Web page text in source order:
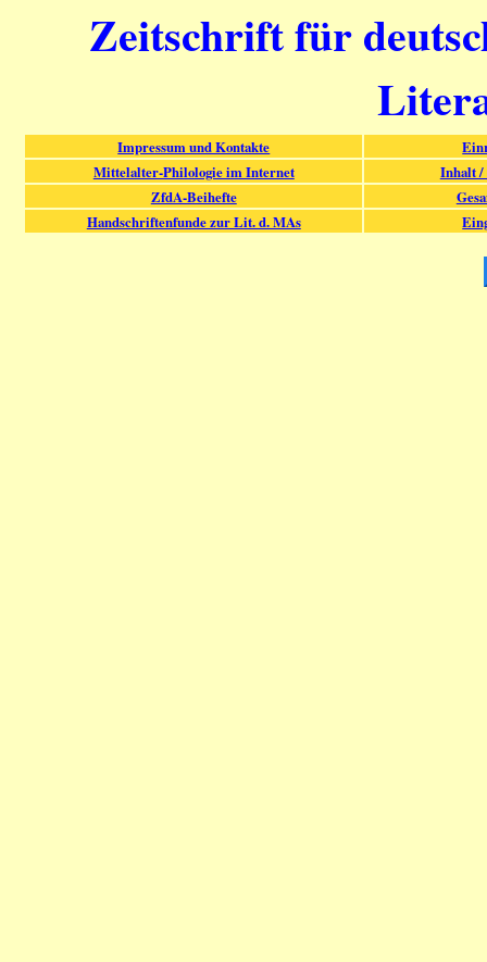
Zeitschrift für
Impressum und Kontakte
Mittelalter-Philologie im Internet
Inhalt /
ZfdA-Beihefte
Handschriftenfunde zur Lit. d. MAs